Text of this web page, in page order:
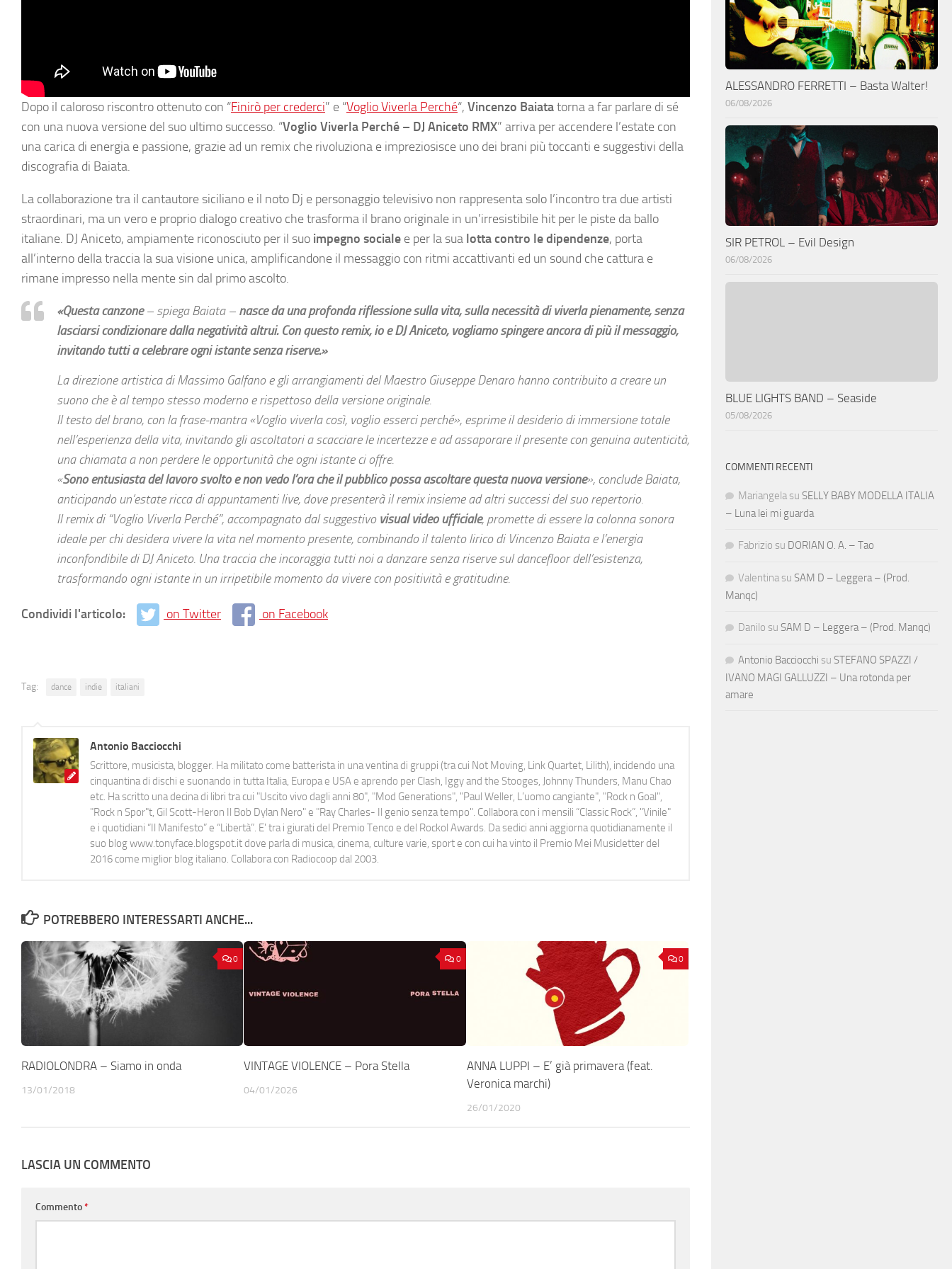
Dopo il caloroso riscontro ottenuto con “Finirò per crederci” e “Voglio Viverla Perché“, Vincenzo Baiatatorna a far parlare di sé
con una nuova versione del suo ultimo successo. “Voglio Viverla Perché – DJ Aniceto RMX” arriva per accendere l’estate con
una carica di energia e passione, grazie ad un remix che rivoluziona e impreziosisce uno dei brani più toccanti e suggestivi della
discografia di Baiata.
La collaborazione tra il cantautore siciliano e il noto Dj e personaggio televisivo non rappresenta solo l’incontro tra due artisti
straordinari, ma un vero e proprio dialogo creativo che trasforma il brano originale in un’irresistibile hit per le piste da ballo
italiane. DJ Aniceto, ampiamente riconosciuto per il suo impegno sociale e per la sua lotta contro le dipendenze, porta
all’interno della traccia la sua visione unica, amplificandone il messaggio con ritmi accattivanti ed un sound che cattura e
rimane impresso nella mente sin dal primo ascolto.
«Questa canzone– spiega Baiata – nasce da una profonda riflessione sulla vita, sulla necessità di viverla pienamente, senza
lasciarsi condizionare dalla negatività altrui. Con questo remix, io e DJ Aniceto, vogliamo spingere ancora di più il messaggio,
invitando tutti a celebrare ogni istante senza riserve.»
La direzione artistica di Massimo Galfano e gli arrangiamenti del Maestro Giuseppe Denaro hanno contribuito a creare un
suono che è al tempo stesso moderno e rispettoso della versione originale.
Il testo del brano, con la frase-mantra «Voglio viverla così, voglio esserci perché», esprime il desiderio di immersione totale
nell’esperienza della vita, invitando gli ascoltatori a scacciare le incertezze e ad assaporare il presente con genuina autenticità,
una chiamata a non perdere le opportunità che ogni istante ci offre.
«Sono entusiasta del lavoro svolto e non vedo l’ora che il pubblico possa ascoltare questa nuova versione», conclude Baiata,
anticipando un’estate ricca di appuntamenti live, dove presenterà il remix insieme ad altri successi del suo repertorio.
Il remix di “Voglio Viverla Perché”, accompagnato dal suggestivo visual video ufficiale, promette di essere la colonna sonora
ideale per chi desidera vivere la vita nel momento presente, combinando il talento lirico di Vincenzo Baiata e l’energia
inconfondibile di DJ Aniceto. Una traccia che incoraggia tutti noi a danzare senza riserve sul dancefloor dell’esistenza,
trasformando ogni istante in un irripetibile momento da vivere con positività e gratitudine.
Condividi l'articolo: on Twitter on Facebook
Tag: dance indie italiani
Antonio Bacciocchi
Scrittore, musicista, blogger. Ha militato come batterista in una ventina di gruppi (tra cui Not Moving, Link Quartet, Lilith), incidendo una
cinquantina di dischi e suonando in tutta Italia, Europa e USA e aprendo per Clash, Iggy and the Stooges, Johnny Thunders, Manu Chao
etc. Ha scritto una decina di libri tra cui "Uscito vivo dagli anni 80", "Mod Generations", "Paul Weller, L’uomo cangiante", "Rock n Goal",
"Rock n Spor"t, Gil Scott-Heron Il Bob Dylan Nero" e "Ray Charles- Il genio senza tempo". Collabora con i mensili “Classic Rock”, "Vinile"
e i quotidiani “Il Manifesto” e “Libertà”. E' tra i giurati del Premio Tenco e del Rockol Awards. Da sedici anni aggiorna quotidianamente il
suo blog www.tonyface.blogspot.it dove parla di musica, cinema, culture varie, sport e con cui ha vinto il Premio Mei Musicletter del
2016 come miglior blog italiano. Collabora con Radiocoop dal 2003.
POTREBBERO INTERESSARTI ANCHE...
0
RADIOLONDRA – Siamo in onda
13/01/2018
0
VINTAGE VIOLENCE – Pora Stella
04/01/2026
0
ANNA LUPPI – E’ già primavera (feat.
Veronica marchi)
26/01/2020
LASCIA UN COMMENTO
Commento*
ALESSANDRO FERRETTI – Basta Walter!
06/08/2026
SIR PETROL – Evil Design
06/08/2026
BLUE LIGHTS BAND – Seaside
05/08/2026
COMMENTI RECENTI
Mariangela su SELLY BABY MODELLA ITALIA
– Luna lei mi guarda
Fabrizio su DORIAN O. A. – Tao
Valentina su SAM D – Leggera – (Prod.
Manqc)
Danilo su SAM D – Leggera – (Prod. Manqc)
Antonio Bacciocchi su STEFANO SPAZZI /
IVANO MAGI GALLUZZI – Una rotonda per
amare